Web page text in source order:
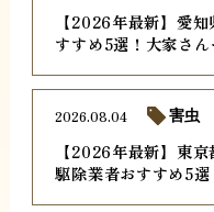
【2026年最新】愛
すすめ5選！大家さ
【2026年最新】東
駆除業者おすすめ5
2026.08.04 害虫